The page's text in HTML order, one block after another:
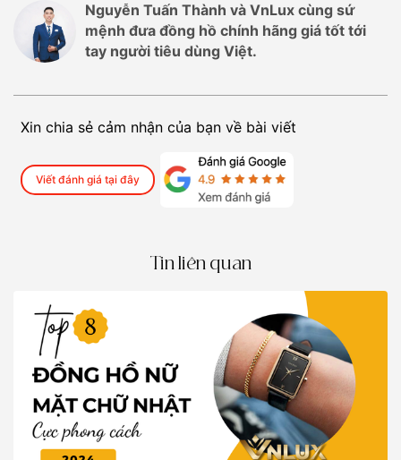
Nguyễn Tuấn Thành và VnLux cùng sứ
mệnh đưa đồng hồ chính hãng giá tốt tới
tay người tiêu dùng Việt.
Xin chia sẻ cảm nhận của bạn về bài viết
Viết đánh giá tại đây
Tin liên quan